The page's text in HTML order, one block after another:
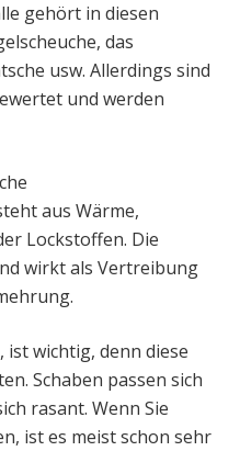
gehört in diesen
das
usw. Allerdings sind
und werden
aus Wärme,
Lockstoffen. Die
wirkt als Vertreibung
ist wichtig, denn diese
Schaben passen sich
rasant. Wenn Sie
ist es meist schon sehr